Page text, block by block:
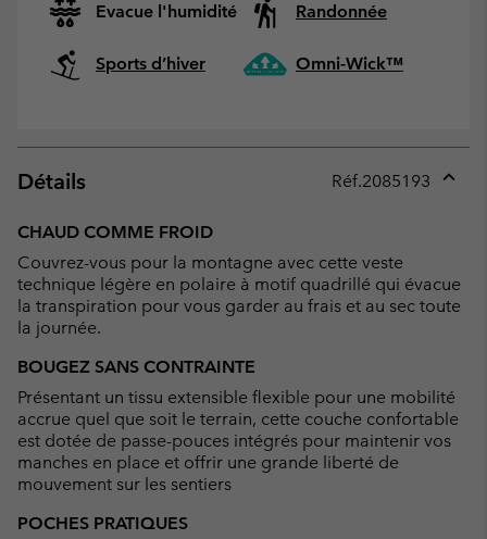
Evacue l'humidité Randonnée
Sports d’hiver Omni-Wick™
Détails Réf.2085193
CHAUD COMME FROID
Couvrez-vous pour la montagne avec cette veste
technique légère en polaire à motif quadrillé qui évacue
la transpiration pour vous garder au frais et au sec toute
la journée.
BOUGEZ SANS CONTRAINTE
Présentant un tissu extensible flexible pour une mobilité
accrue quel que soit le terrain, cette couche confortable
est dotée de passe-pouces intégrés pour maintenir vos
manches en place et offrir une grande liberté de
mouvement sur les sentiers
POCHES PRATIQUES